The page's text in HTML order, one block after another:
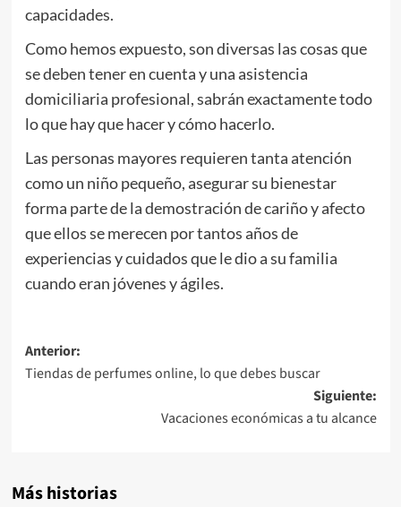
capacidades.
Como hemos expuesto, son diversas las cosas que
se deben tener en cuenta y una asistencia
domiciliaria profesional, sabrán exactamente todo
lo que hay que hacer y cómo hacerlo.
Las personas mayores requieren tanta atención
como un niño pequeño, asegurar su bienestar
forma parte de la demostración de cariño y afecto
que ellos se merecen por tantos años de
experiencias y cuidados que le dio a su familia
cuando eran jóvenes y ágiles.
Navegación
de
Anterior:
Tiendas de perfumes online, lo que debes buscar
Siguiente:
Vacaciones económicas a tu alcance
Más historias